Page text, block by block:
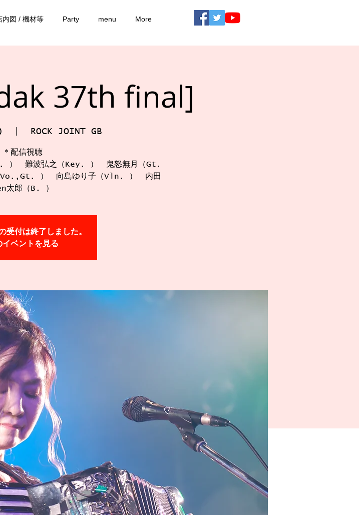
内図 / 機材等 Party menu More
37th final]
ROCK JOINT GB
＊配信視聴
） 難波弘之（Key. ） 鬼怒無月（Gt.
） 向島ゆり子（Vln. ） 内田
太郎（B. ）
受付は終了しました。
イベントを見る